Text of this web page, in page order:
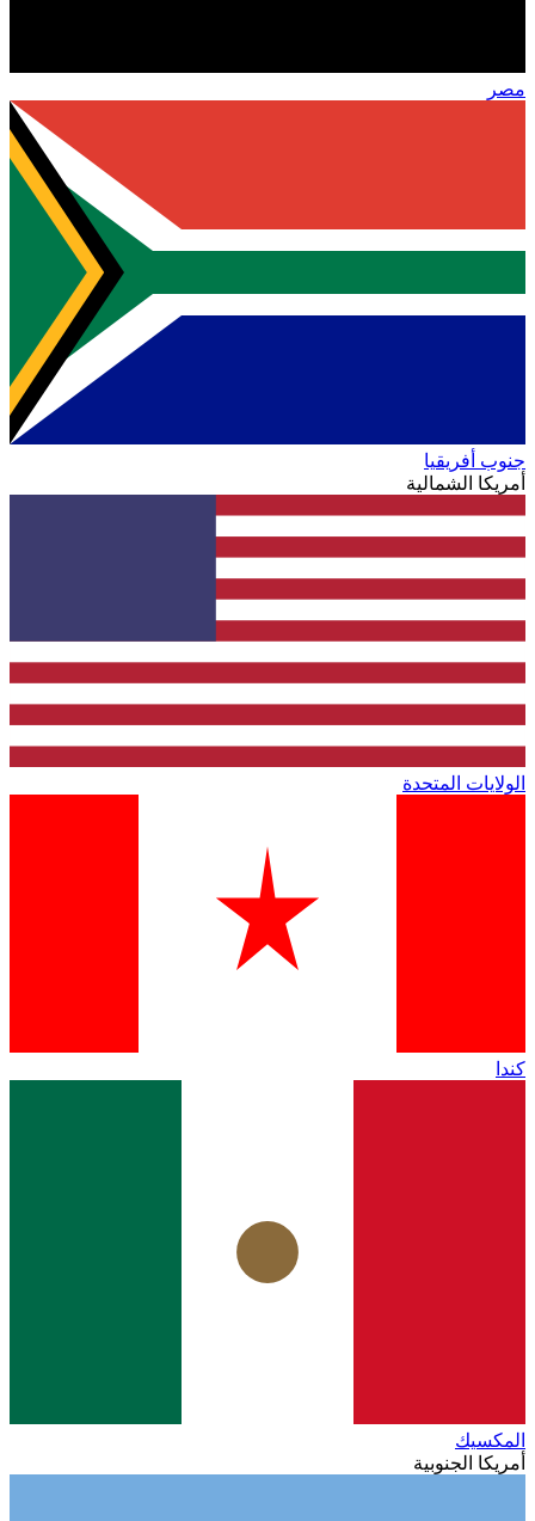
مصر
جنوب أفريقيا
أمريكا الشمالية
الولايات المتحدة
كندا
المكسيك
أمريكا الجنوبية